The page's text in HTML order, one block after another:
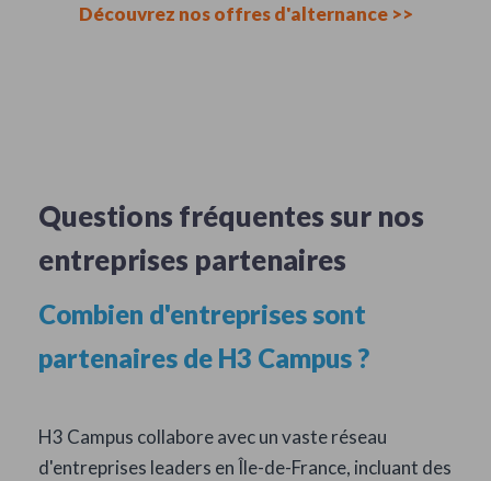
Découvrez nos offres d'alternance >>
Questions fréquentes sur nos
entreprises partenaires
Combien d'entreprises sont
partenaires de H3 Campus ?
H3 Campus collabore avec un vaste réseau
d'entreprises leaders en Île-de-France, incluant des